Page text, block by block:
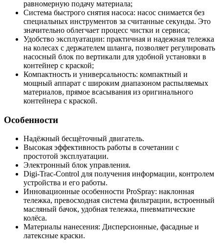
равномерную подачу материала;
Система быстрого снятия насоса: насос снимается без
специальных инструментов за считанные секунды. Это
значительно облегчает процесс чистки и сервиса;
Удобство эксплуатации: практичная и надежная тележка
на колесах с держателем шланга, позволяет регулировать
насосный блок по вертикали для удобной установки в
контейнер с краской;
Компактность и универсальность: компактный и
мощный аппарат с широким диапазоном распыляемых
материалов, прямое всасывания из оригинального
контейнера с краской.
Особенности
Надёжный бесщёточный двигатель.
Высокая эффективность работы в сочетании с
простотой эксплуатации.
Электронный блок управления.
Digi-Trac-Control для получения информации, контролем
устройства и его работы.
Инновационные особенности ProSpray: наклонная
тележка, превосходная система фильтрации, встроенный
масляный бачок, удобная тележка, пневматические
колёса.
Материалы нанесения: Дисперсионные, фасадные и
латексные краски.